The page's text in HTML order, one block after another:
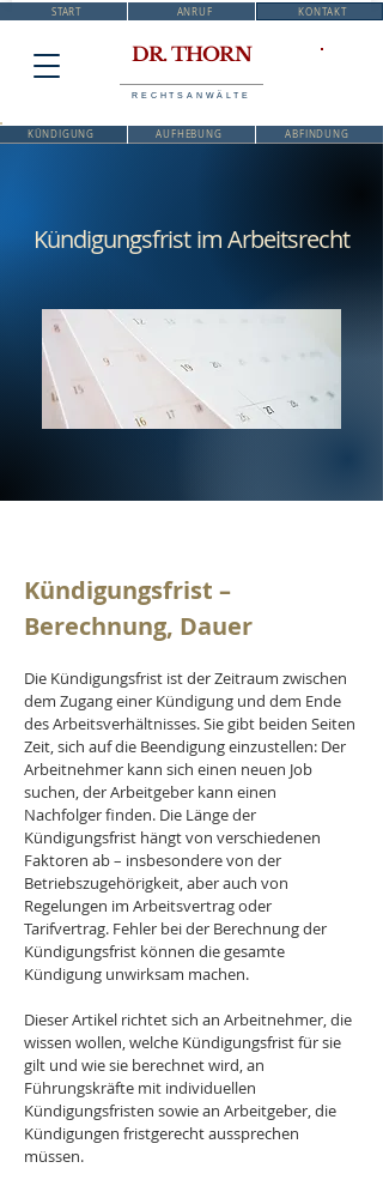
START ANRUF KONTAKT
DR. THORN
RECHTSANWÄLTE
KÜNDIGUNG AUFHEBUNG ABFINDUNG
Kündigungsfrist im Arbeitsrecht
Kündigungsfrist –
Berechnung, Dauer
Die Kündigungsfrist ist der Zeitraum zwischen
dem Zugang einer Kündigung und dem Ende
des Arbeitsverhältnisses. Sie gibt beiden Seiten
Zeit, sich auf die Beendigung einzustellen: Der
Arbeitnehmer kann sich einen neuen Job
suchen, der Arbeitgeber kann einen
Nachfolger finden. Die Länge der
Kündigungsfrist hängt von verschiedenen
Faktoren ab – insbesondere von der
Betriebszugehörigkeit, aber auch von
Regelungen im Arbeitsvertrag oder
Tarifvertrag. Fehler bei der Berechnung der
Kündigungsfrist können die gesamte
Kündigung unwirksam machen.
Dieser Artikel richtet sich an Arbeitnehmer, die
wissen wollen, welche Kündigungsfrist für sie
gilt und wie sie berechnet wird, an
Führungskräfte mit individuellen
Kündigungsfristen sowie an Arbeitgeber, die
Kündigungen fristgerecht aussprechen
müssen.